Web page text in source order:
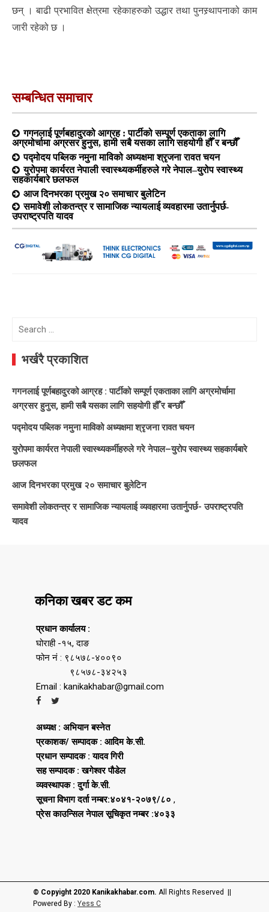
छन् । बाढी प्रभावित क्षेत्रमा रहेकाहरुको उद्धार तथा पुनस्र्थापनाको काम
जारी रहेको छ ।
सम्बन्धित समाचार
गगनलाई पूर्णबहादुरको आग्रह : पार्टीको सम्पूर्ण एकताका लागि
अग्रमोर्चामा अग्रसर हुनुस, हामी सबै यसका लागि सहयोगी हौँ र बन्छौँ
पद्मोदय पब्लिक नमुना माविको अध्यक्षमा श्रृजना रावत चयन
युरोपमा कार्यरत नेपाली स्वास्थ्यकर्मीहरुले गरे नेपाल–युरोप स्वास्थ्य
सहकार्यबारे छलफल
आज दिनभरका प्रमुख २० समाचार बुलेटिन
समावेशी लोकतन्त्र र सामाजिक न्यायलाई व्यवहारमा उतार्नुपर्छ-
उपराष्ट्रपति यादव
Search
भर्खरै प्रकाशित
गगनलाई पूर्णबहादुरको आग्रह : पार्टीको सम्पूर्ण एकताका लागि अग्रमोर्चामा
अग्रसर हुनुस, हामी सबै यसका लागि सहयोगी हौँ र बन्छौँ
पद्मोदय पब्लिक नमुना माविको अध्यक्षमा श्रृजना रावत चयन
युरोपमा कार्यरत नेपाली स्वास्थ्यकर्मीहरुले गरे नेपाल–युरोप स्वास्थ्य सहकार्यबारे
छलफल
आज दिनभरका प्रमुख २० समाचार बुलेटिन
समावेशी लोकतन्त्र र सामाजिक न्यायलाई व्यवहारमा उतार्नुपर्छ- उपराष्ट्रपति
यादव
कनिका खबर डट कम
प्रधान कार्यालय :
घोराही -१५, दाङ
फोन नं : ९८५७८-४००९०
९८५७८-३४२५३
Email : kanikakhabar@gmail.com
अध्यक्ष : अभियान बस्नेत
प्रकाशक/ सम्पादक : आदिम के.सी.
प्रधान सम्पादक : यादव गिरी
सह सम्पादक : खगेश्वर पौडेल
व्यवस्थापक : दुर्गा के.सी.
सूचना विभाग दर्ता नम्बर:४०४१-२०७९/८० ,
प्रेस काउन्सिल नेपाल सूचिकृत नम्बर :४०३३
© Copyight 2020 Kanikakhabar.com. All Rights Reserved ||
Powered By : Yess C